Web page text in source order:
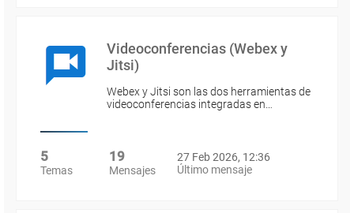
Videoconferencias (Webex y
Jitsi)
Webex y Jitsi son las dos herramientas de
videoconferencias integradas en…
5
Temas
19
Mensajes
27 Feb 2026, 12:36
Último mensaje